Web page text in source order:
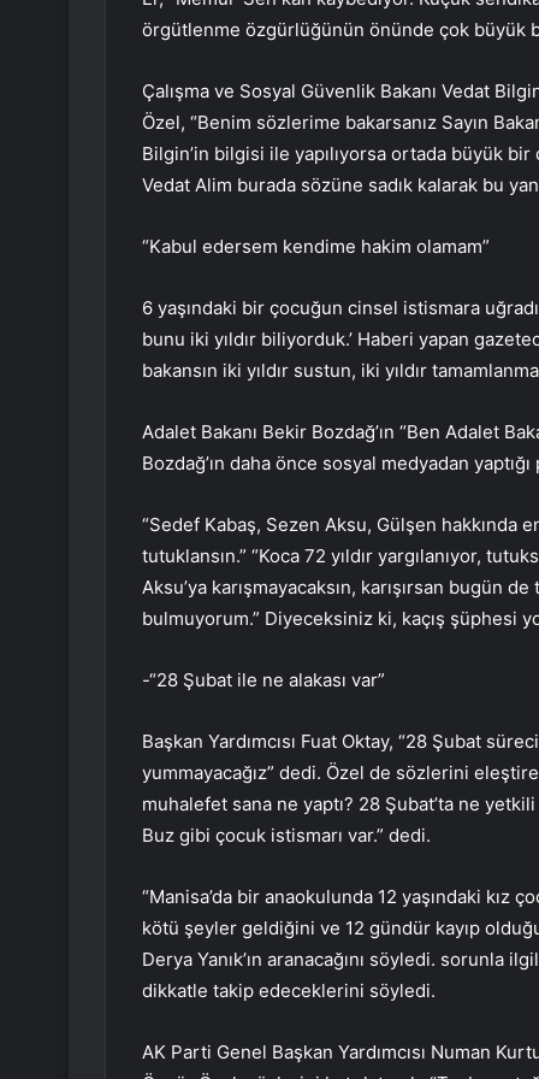
örgütlenme özgürlüğünün önünde çok büyük
Çalışma ve Sosyal Güvenlik Bakanı Vedat
Özel, “Benim sözlerime bakarsanız Sayın
Bilgin’in bilgisi ile yapılıyorsa ortada büyük
Vedat Alim burada sözüne sadık kalarak bu
“Kabul edersem kendime hakim olamam”
6 yaşındaki bir çocuğun cinsel istismara
bunu iki yıldır biliyorduk.’ Haberi yapan
bakansın iki yıldır sustun, iki yıldır
Adalet Bakanı Bekir Bozdağ’ın “Ben Adalet
Bozdağ’ın daha önce sosyal medyadan
“Sedef Kabaş, Sezen Aksu, Gülşen
tutuklansın.” “Koca 72 yıldır yargılanıyor,
Aksu’ya karışmayacaksın, karışırsan bugün
bulmuyorum.” Diyeceksiniz ki, kaçış şüphesi
-“28 Şubat ile ne alakası var”
Başkan Yardımcısı Fuat Oktay, “28 Şubat
yummayacağız” dedi. Özel de sözlerini
muhalefet sana ne yaptı? 28 Şubat’ta ne
Buz gibi çocuk istismarı var.” dedi.
“Manisa’da bir anaokulunda 12 yaşındaki kız
kötü şeyler geldiğini ve 12 gündür kayıp
Derya Yanık’ın aranacağını söyledi. sorunla
dikkatle takip edeceklerini söyledi.
AK Parti Genel Başkan Yardımcısı Numan